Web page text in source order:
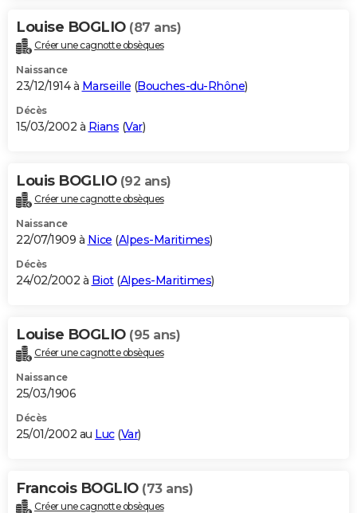
Louise BOGLIO (87 ans)
Créer une cagnotte obsèques
Naissance
23/12/1914 à Marseille (Bouches-du-Rhône)
Décès
15/03/2002 à Rians (Var)
Louis BOGLIO (92 ans)
Créer une cagnotte obsèques
Naissance
22/07/1909 à Nice (Alpes-Maritimes)
Décès
24/02/2002 à Biot(Alpes-Maritimes)
Louise BOGLIO (95 ans)
Créer une cagnotte obsèques
Naissance
25/03/1906
Décès
25/01/2002 au Luc(Var)
Francois BOGLIO (73 ans)
Créer une cagnotte obsèques